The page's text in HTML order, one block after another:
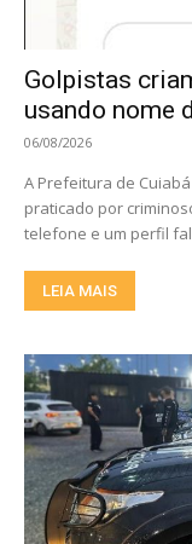
Golpistas
usando nome
06/08/2026
A Prefeitura de
praticado por
telefone e um perfil
LEIA MAIS